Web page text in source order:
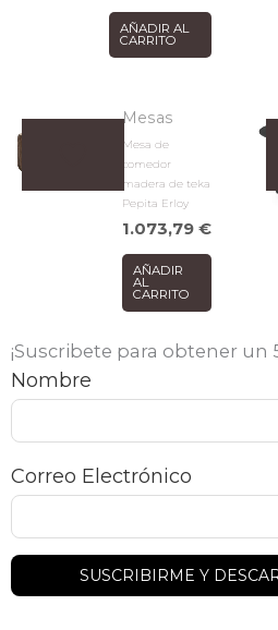
AÑADIR AL
CARRITO
Mesas
Mesa de
comedor
madera de teka
Pepita Erloy
1.073,79€
AÑADIR
AL
CARRITO
¡Suscribete para obtener un
Nombre
Correo Electrónico